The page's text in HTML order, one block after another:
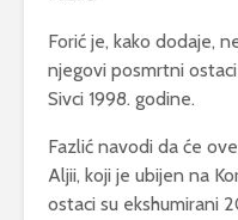
Forić je, kako dodaje,
njegovi posmrtni
Sivci 1998. godine.
Fazlić navodi da će
Aljii, koji je ubijen na
ostaci su ekshumirani